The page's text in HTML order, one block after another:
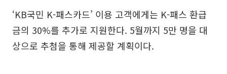
‘KB국민 K-패스카드’ 이용 고객에게는 K-패스 환급
금의 30%를 추가로 지원한다. 5월까지 5만 명을 대
상으로 추첨을 통해 제공할 계획이다.